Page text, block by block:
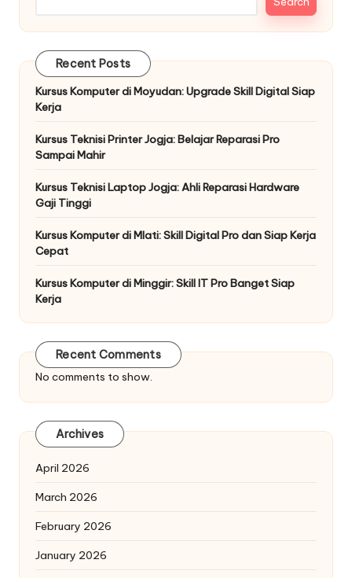
Recent Posts
Kursus Komputer di Moyudan: Upgrade Skill Digital Siap
Kerja
Kursus Teknisi Printer Jogja: Belajar Reparasi Pro
Sampai Mahir
Kursus Teknisi Laptop Jogja: Ahli Reparasi Hardware
Gaji Tinggi
Kursus Komputer di Mlati: Skill Digital Pro dan Siap Kerja
Cepat
Kursus Komputer di Minggir: Skill IT Pro Banget Siap
Kerja
Recent Comments
No comments to show.
Archives
April 2026
March 2026
February 2026
January 2026